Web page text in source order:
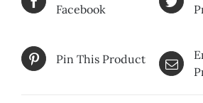
Facebook
Pin This Product